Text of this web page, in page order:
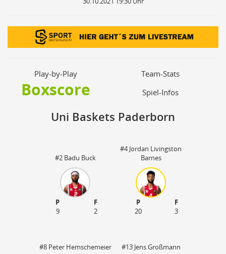
Play-by-Play Team-Stats
Boxscore Spiel-Infos
Uni Baskets Paderborn
#2 Badu Buck
P
F
9
2
#4 Jordan Livingston
Barnes
P
F
20
3
#8 Peter Hemschemeier #13 Jens Großmann